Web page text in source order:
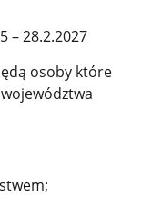
– 28.2.2027
osoby które